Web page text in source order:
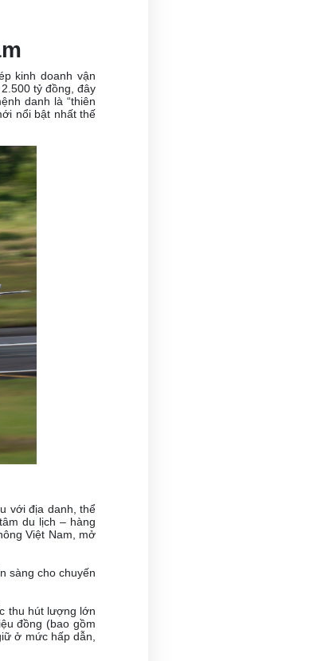
kinh doanh vận
tỷ đồng, đây
danh là “thiên
nổi bật nhất thế
với địa danh, thể
du lịch – hàng
Việt Nam, mở
sàng cho chuyến
thu hút lượng lớn
đồng (bao gồm
ở mức hấp dẫn,